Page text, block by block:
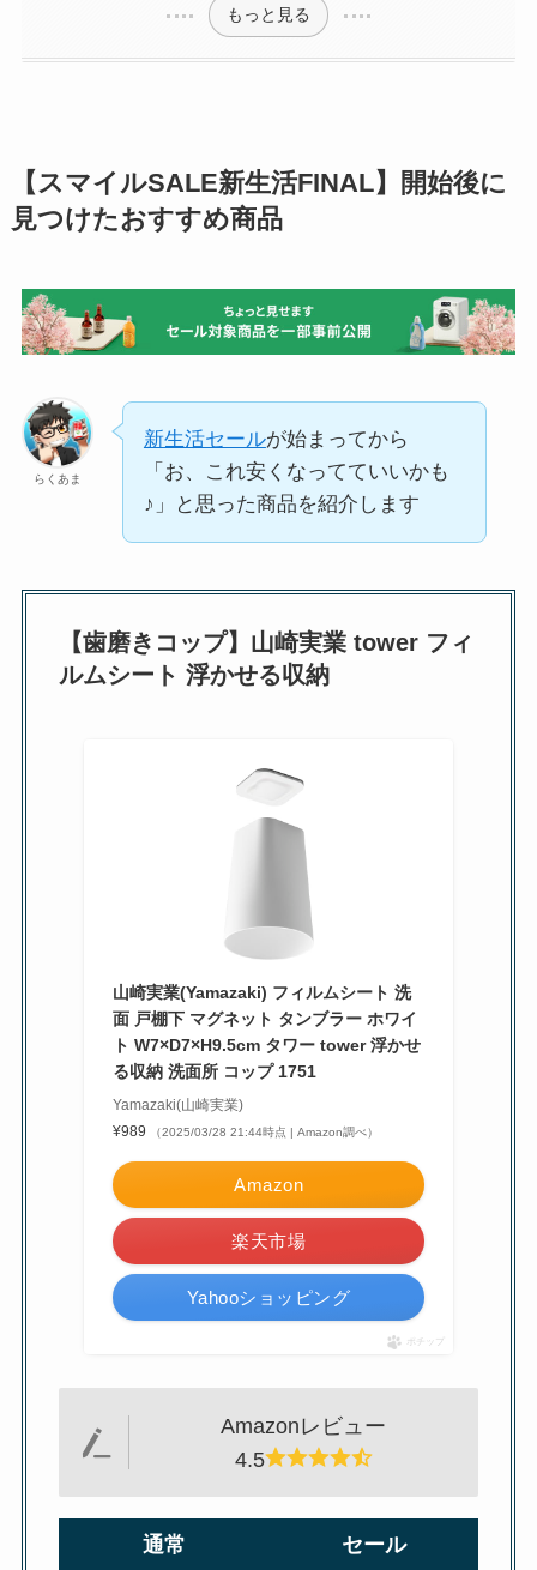
もっと見る
【スマイルSALE新生活FINAL】開始後に
見つけたおすすめ商品
らくあま
新生活セールが始まってから
「お、これ安くなってていいかも
♪」と思った商品を紹介します
【歯磨きコップ】山崎実業 tower フィ
ルムシート 浮かせる収納
山崎実業(Yamazaki) フィルムシート 洗
面 戸棚下 マグネット タンブラー ホワイ
ト W7×D7×H9.5cm タワー tower 浮かせ
る収納 洗面所 コップ 1751
Yamazaki(山崎実業)
¥989
（2025/03/28 21:44時点 | Amazon調べ）
Amazon
楽天市場
Yahooショッピング
ポチップ
Amazonレビュー
4.5
通常 セール